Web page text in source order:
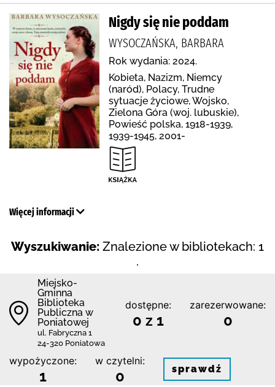
Nigdy się nie poddam
WYSOCZAŃSKA, BARBARA
Rok wydania: 2024.
Kobieta, Nazizm, Niemcy
(naród), Polacy, Trudne
sytuacje życiowe, Wojsko,
Zielona Góra (woj. lubuskie),
Powieść polska, 1918-1939,
1939-1945, 2001-
Więcej informacji
Wyszukiwanie: Znalezione w bibliotekach: 1
.
Miejsko-
Gminna
Biblioteka
Publiczna w
Poniatowej
ul. Fabryczna 1
24-320 Poniatowa
dostępne:
0 z 1
zarezerwowane:
0
wypożyczone:
1
w czytelni:
0 sprawdź